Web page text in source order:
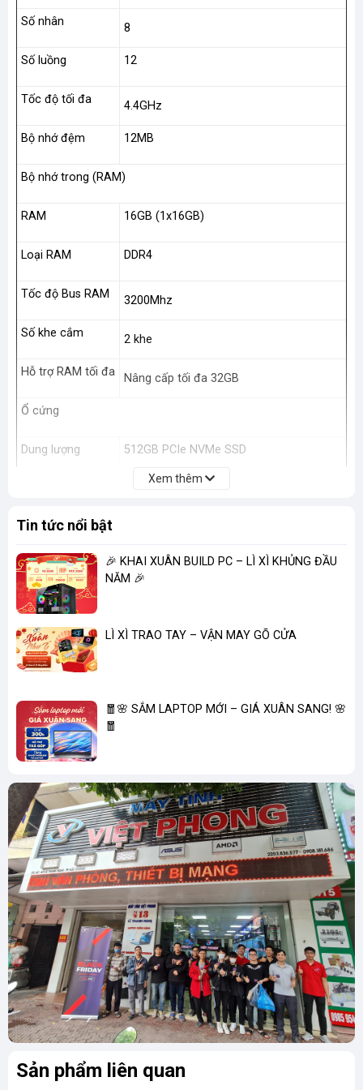
Số nhân 8
Số luồng 12
Tốc độ tối đa 4.4GHz
Bộ nhớ đệm 12MB
Bộ nhớ trong (RAM)
RAM 16GB (1x16GB)
Loại RAM DDR4
Tốc độ Bus RAM 3200Mhz
Số khe cắm 2 khe
Hỗ trợ RAM tối đa Nâng cấp tối đa 32GB
Ổ cứng
Dung lượng 512GB PCIe NVMe SSD
Khe cắm SSD mở
rộng
2 SSD
Ổ đĩa quang
(ODD)
Màn hình
Kích thước màn
hình
15.6 inch
Độ phân giải
Tần số quét 144Hz
Công nghệ màn
hình
IPS SlimBezel, 45% NTSC
Acer ComfyView™ LED-backlit TFT LCD
16:9 aspect ratio, supporting 144 Hz
refresh rate.
Wide viewing angle up to 170 degrees
Ultra-slim design
Đồ Họa (VGA)
Card màn hình
NVIDIA® GeForce® RTX™ 3050 with 6
GB of dedicated GDDR6 VRAM,
Xem thêm
Tin tức nổi bật
🎉 KHAI XUÂN BUILD PC – LÌ XÌ KHỦNG ĐẦU
NĂM 🎉
LÌ XÌ TRAO TAY – VẬN MAY GÕ CỬA
🧧🌸 SẮM LAPTOP MỚI – GIÁ XUÂN SANG! 🌸
🧧
Sản phẩm liên quan